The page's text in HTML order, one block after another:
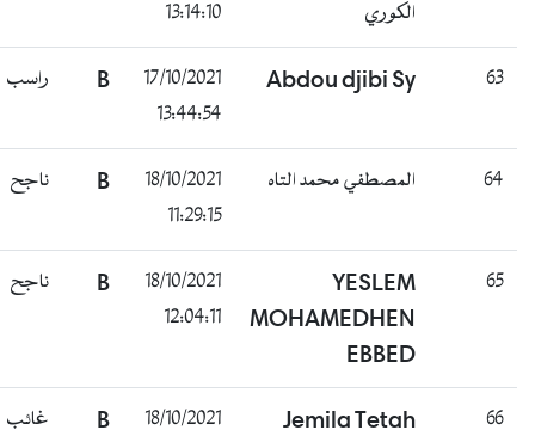
الكوري
13:14:10
63
Abdou djibi Sy
17/10/2021
13:44:54
B راسب
64 المصطفي محمد التاه
18/10/2021
11:29:15
B ناجح
65
YESLEM
MOHAMEDHEN
EBBED
18/10/2021
12:04:11
B ناجح
66
Jemila Tetah
18/10/2021
B غائب